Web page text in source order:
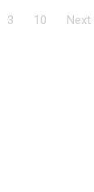
3 10 Next